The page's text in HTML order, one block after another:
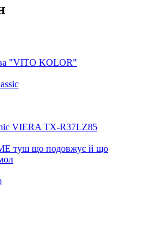
"VITO KOLOR"
VIERA TX-R37LZ85
туш що подовжує й що